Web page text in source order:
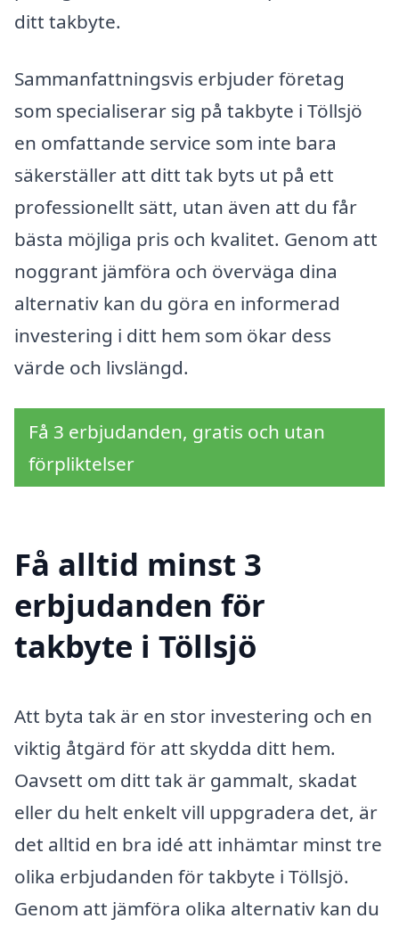
ditt takbyte.
Sammanfattningsvis erbjuder företag
som specialiserar sig på takbyte i Töllsjö
en omfattande service som inte bara
säkerställer att ditt tak byts ut på ett
professionellt sätt, utan även att du får
bästa möjliga pris och kvalitet. Genom att
noggrant jämföra och överväga dina
alternativ kan du göra en informerad
investering i ditt hem som ökar dess
värde och livslängd.
Få 3 erbjudanden, gratis och utan
förpliktelser
Få alltid minst 3
erbjudanden för
takbyte i Töllsjö
Att byta tak är en stor investering och en
viktig åtgärd för att skydda ditt hem.
Oavsett om ditt tak är gammalt, skadat
eller du helt enkelt vill uppgradera det, är
det alltid en bra idé att inhämtar minst tre
olika erbjudanden för takbyte i Töllsjö.
Genom att jämföra olika alternativ kan du